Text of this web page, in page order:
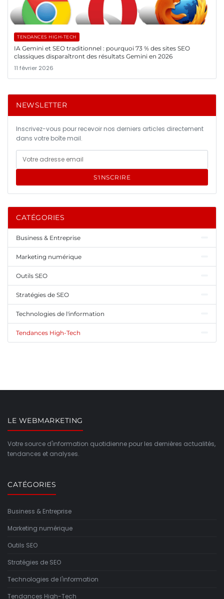
TENDANCES HIGH-TECH
IA Gemini et SEO traditionnel : pourquoi 73 % des sites SEO
classiques disparaîtront des résultats Gemini en 2026
11 février 2026
NEWSLETTER
Inscrivez-vous pour recevoir nos derniers articles directement
dans votre boîte mail.
S'INSCRIRE
CATÉGORIES
Business & Entreprise
Marketing numérique
Outils SEO
Stratégies de SEO
Technologies de l'information
Tendances High-Tech
LE WEBMARKETING
Votre source d'information quotidienne pour les dernières actualités,
tendances et analyses.
CATÉGORIES
Business & Entreprise
Marketing numérique
Outils SEO
Stratégies de SEO
Technologies de l'information
Tendances High-Tech